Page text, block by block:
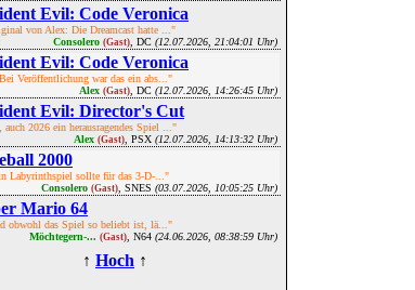
Evil: Code Veronica
von Alex: Die Dreamcast hatte ..."
Consolero (Gast) , DC (12.07.2026, 21:04:01 Uhr)
Evil: Code Veronica
Veröffentlichung war das ein abs..."
Alex (Gast) , DC (12.07.2026, 14:26:45 Uhr)
Evil: Director's Cut
auch 2026 ein herausragendes Spiel ..."
Alex (Gast) , PSX (12.07.2026, 14:13:32 Uhr)
2000
Labyrinthspiel sollte für das 3-D-..."
Consolero (Gast) , SNES (03.07.2026, 10:05:25 Uhr)
Mario 64
obwohl das Spiel so beliebt ist, lä..."
Möchtegern-... (Gast) , N64 (24.06.2026, 08:38:59 Uhr)
↑ Hoch ↑